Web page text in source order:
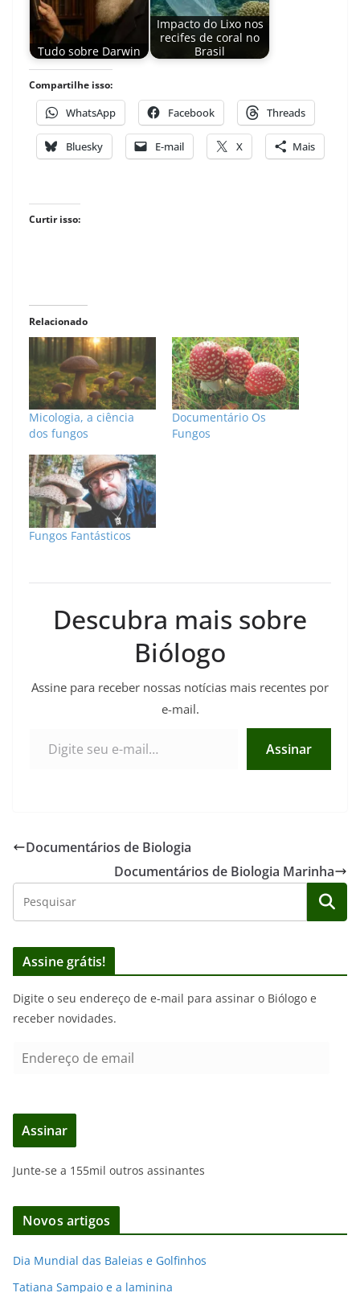
Tudo sobre Darwin
Impacto do Lixo nos
recifes de coral no
Brasil
Compartilhe isso:
WhatsApp Facebook Threads
Bluesky E-mail X Mais
Curtir isso:
Relacionado
Micologia, a ciência
dos fungos
Documentário Os
Fungos
Fungos Fantásticos
Descubra mais sobre
Biólogo
Assine para receber nossas notícias mais recentes por
e-mail.
Assinar
Documentários de Biologia
Documentários de Biologia Marinha
Assine grátis!
Digite o seu endereço de e-mail para assinar o Biólogo e
receber novidades.
e
e
ç
d
Assinar
Junte-se a 155mil outros assinantes
Novos artigos
Dia Mundial das Baleias e Golfinhos
Tatiana Sampaio e a laminina